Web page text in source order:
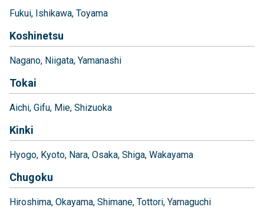
Fukui Ishikawa Toyama
Koshinetsu
Nagano Niigata Yamanashi
Tokai
Aichi Gifu Mie Shizuoka
Kinki
Hyogo Kyoto Nara Osaka Shiga Wakayama
Chugoku
Hiroshima Okayama Shimane Tottori Yamaguchi